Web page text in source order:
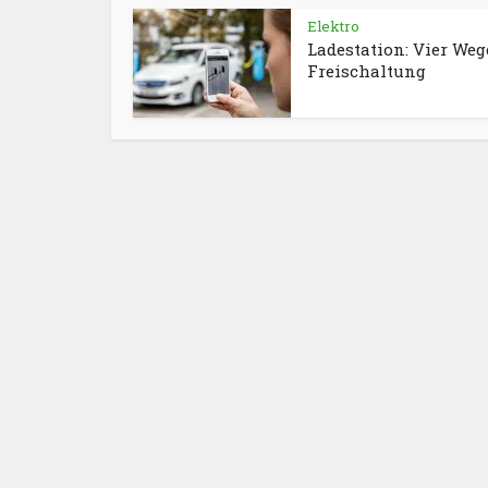
Elektro
Ladestation: Vier
Freischaltung